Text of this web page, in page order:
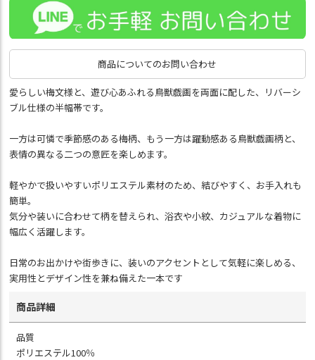
商品についてのお問い合わせ
愛らしい梅文様と、遊び心あふれる鳥獣戯画を両面に配した、リバーシ
ブル仕様の半幅帯です。
一方は可憐で季節感のある梅柄、もう一方は躍動感ある鳥獣戯画柄と、
表情の異なる二つの意匠を楽しめます。
軽やかで扱いやすいポリエステル素材のため、結びやすく、お手入れも
簡単。
気分や装いに合わせて柄を替えられ、浴衣や小紋、カジュアルな着物に
幅広く活躍します。
日常のお出かけや街歩きに、装いのアクセントとして気軽に楽しめる、
実用性とデザイン性を兼ね備えた一本です
商品詳細
品質
ポリエステル100％